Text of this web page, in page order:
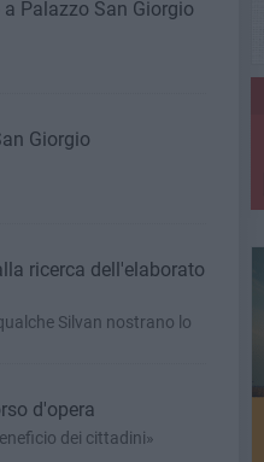
Palazzo San Giorgio
Giorgio
ricerca dell'elaborato
Silvan nostrano lo
d'opera
dei cittadini»